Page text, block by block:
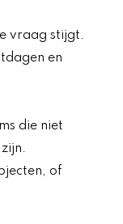
vraag stijgt.
en
die niet
of